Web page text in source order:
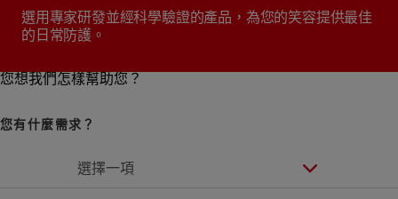
選用專家研發並經科學驗證的產品，為您的笑容提供最佳
的日常防護。
您想我們怎樣幫助您？
您有什麼需求？
選擇一項